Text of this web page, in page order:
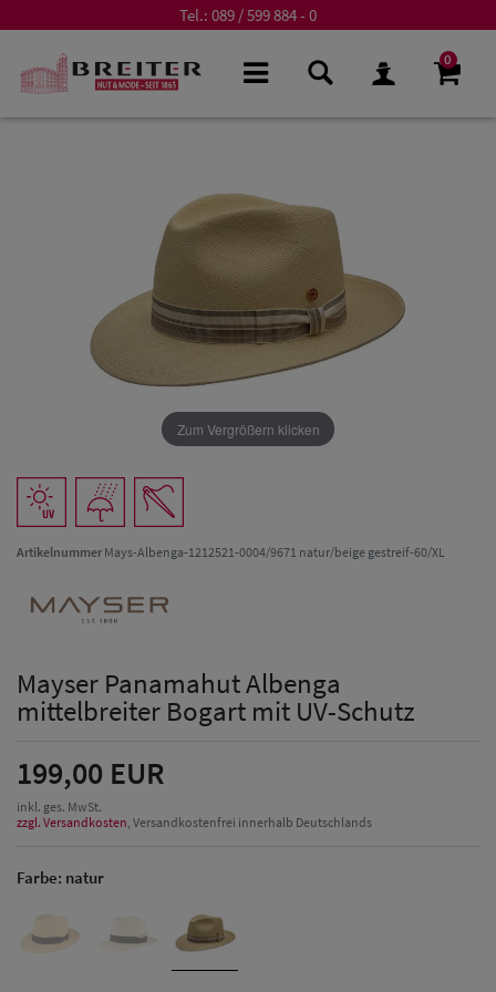
Tel.: 089 / 599 884 - 0
0
Zum Vergrößern klicken
ArtikelnummerMays-Albenga-1212521-0004/9671 natur/beige gestreif-60/XL
Mayser Panamahut Albenga
mittelbreiter Bogart mit UV-Schutz
199,00 EUR
inkl. ges. MwSt.
zzgl. Versandkosten , Versandkostenfrei innerhalb Deutschlands
Farbe: natur